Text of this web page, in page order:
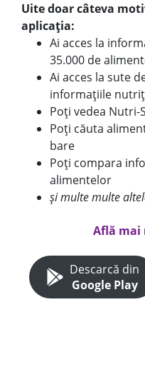
Uite doar câteva
aplicația:
Ai acces la
35.000 de
Ai acces la sute
informațiile
Poți vedea
Poți căuta
bare
Poți compara
alimentelor
și multe multe
Află mai
Descarcă din
Google Play